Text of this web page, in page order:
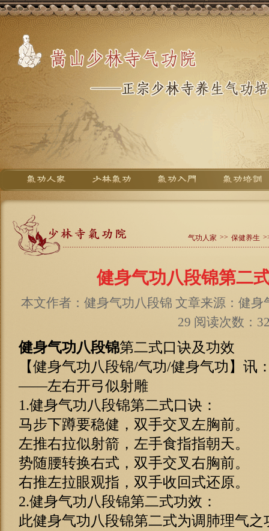
气功人家 >> 保健养生
健身气功八段锦第二
本文作者：健身气功八段锦 文章来源：健身
29 阅读次数：
健身气功八段锦第二式口诀及功效
【健身气功八段锦/气功/健身气功】讯
——左右开弓似射雕
1.健身气功八段锦第二式口诀：
马步下蹲要稳健，双手交叉左胸前。
左推右拉似射箭，左手食指指朝天。
势随腰转换右式，双手交叉右胸前。
右推左拉眼观指，双手收回式还原。
2.健身气功八段锦第二式功效：
此健身气功八段锦第二式为调肺理气